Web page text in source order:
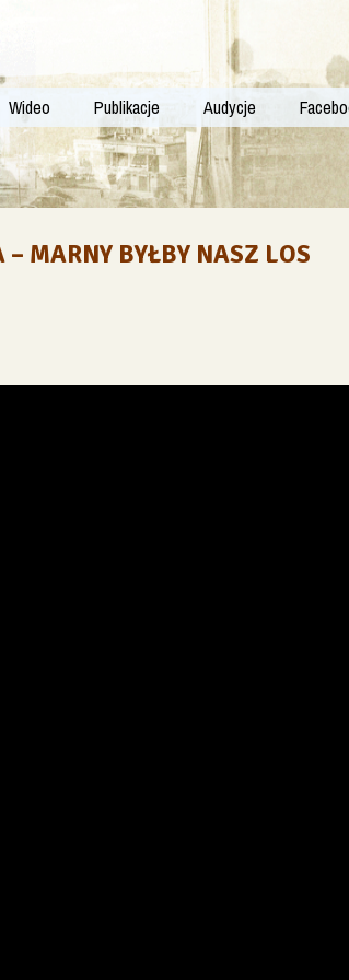
Wideo Publikacje Audycje
MARNY BYŁBY NASZ LOS